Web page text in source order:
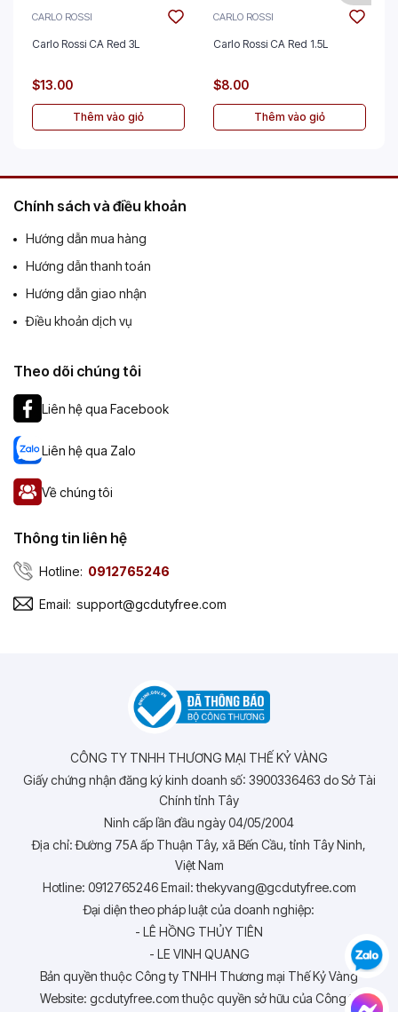
CARLO ROSSI
Carlo Rossi CA Red 3L
$13.00
Thêm vào giỏ
CARLO ROSSI
Carlo Rossi CA Red 1.5L
$8.00
Thêm vào giỏ
Chính sách và điều khoản
Hướng dẫn mua hàng
Hướng dẫn thanh toán
Hướng dẫn giao nhận
Điều khoản dịch vụ
Theo dõi chúng tôi
Liên hệ qua Facebook
Liên hệ qua Zalo
Về chúng tôi
Thông tin liên hệ
Hotline: 0912765246
Email: support@gcdutyfree.com
CÔNG TY TNHH THƯƠNG MẠI THẾ KỶ VÀNG
Giấy chứng nhận đăng ký kinh doanh số: 3900336463 do Sở Tài
Chính tỉnh Tây
Ninh cấp lần đầu ngày 04/05/2004
Địa chỉ: Đường 75A ấp Thuận Tây, xã Bến Cầu, tỉnh Tây Ninh,
Việt Nam
Hotline: 0912765246 Email: thekyvang@gcdutyfree.com
Đại diện theo pháp luật của doanh nghiệp:
- LÊ HỒNG THỦY TIÊN
- LE VINH QUANG
Bản quyền thuộc Công ty TNHH Thương mại Thế Kỷ Vàng
Website: gcdutyfree.com thuộc quyền sở hữu của Công ty